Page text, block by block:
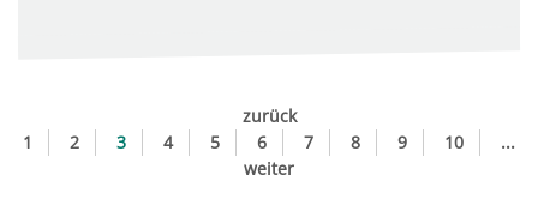
zurück
1
2 3 4 5 6 7 8 9 10
...
weiter